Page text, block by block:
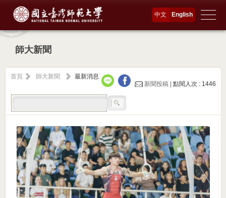
English
中文
師大新聞
首頁 師大新聞
最新消息
新聞投稿 |點閱人次 : 1446